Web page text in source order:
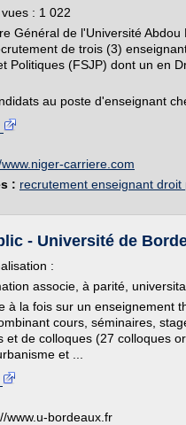
: 1 022
Général de l'Université
de trois (3)
Politiques (FSJP) dont un en
au poste d'enseignant
carriere.com
: recrutement enseignant droit
- Université de
:
associe, à parité,
à la fois sur un enseignement
cours, séminaires,
et de colloques (27 colloques
et ...
www.u-bordeaux.fr